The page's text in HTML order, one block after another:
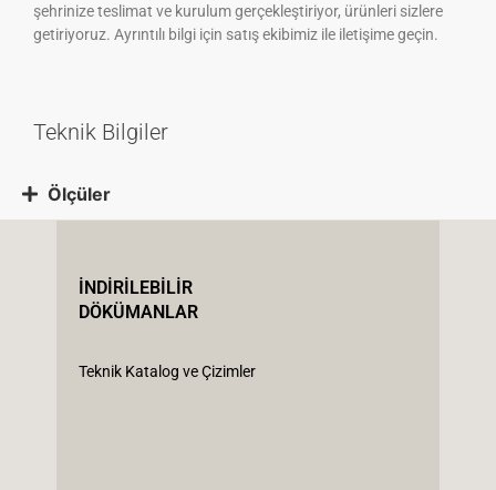
şehrinize teslimat ve kurulum gerçekleştiriyor, ürünleri sizlere
getiriyoruz. Ayrıntılı bilgi için satış ekibimiz ile iletişime geçin.
Teknik Bilgiler
Ölçüler
İNDİRİLEBİLİR
DÖKÜMANLAR
Teknik Katalog ve Çizimler